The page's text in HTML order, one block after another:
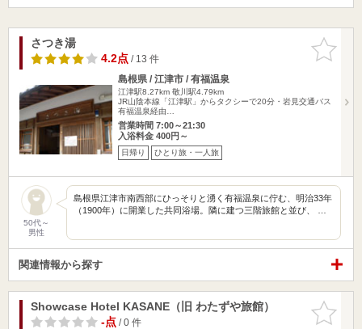
お気に入
りに追加
さつき湯
4.2点/ 13 件
島根県 / 江津市 / 有福温泉
江津駅8.27km 敬川駅4.79km
JR山陰本線「江津駅」からタクシーで20分・岩見交通バス
有福温泉経由…
営業時間 7:00～21:30
入浴料金 400円～
日帰り ひとり旅・一人旅
50代～
男性
島根県江津市南西部にひっそりと湧く有福温泉に佇む、明治33年
（1900年）に開業した共同浴場。隣に建つ三階旅館と並び、 …
関連情報から探す
お気に入
りに追加
Showcase Hotel KASANE（旧 わたずや旅館）
-点/ 0 件